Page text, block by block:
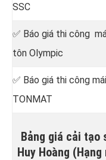
SSC
✅ Báo giá thi công
tôn Olympic
✅ Báo giá thi công
TONMAT
Bảng giá cải tạo
Huy Hoàng (Hạng